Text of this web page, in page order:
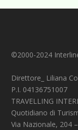
©2000-2024
Direttore_ Liliana
P.I. 04136751007
TRAVELLING
Quotidiano di
Via Nazionale, 204